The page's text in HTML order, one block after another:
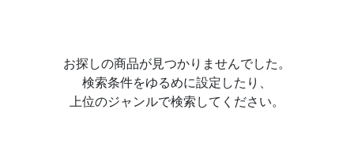
お探しの商品が見つかりませんでした。
検索条件をゆるめに設定したり、
上位のジャンルで検索してください。